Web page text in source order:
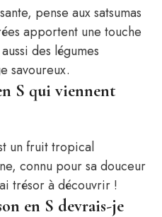
pense aux satsumas
apportent une touche
des légumes
savoureux.
S qui viennent
un fruit tropical
connu pour sa douceur
trésor à découvrir !
en S devrais-je